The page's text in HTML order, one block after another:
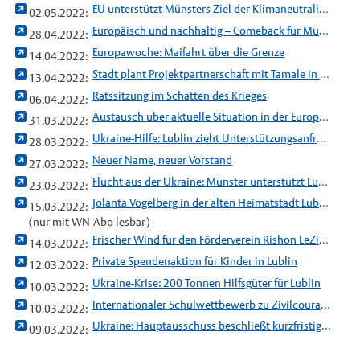
02.05.2022:
EU unterstützt Münsters Ziel der Klimaneutralität bis 2030
28.04.2022:
Europäisch und nachhaltig – Comeback für Münsters Hansemahl
14.04.2022: Europawoche: Maifahrt über die Grenze
13.04.2022:
Stadt plant Projektpartnerschaft mit Tamale in Ghana
06.04.2022: Ratssitzung im Schatten des Krieges
31.03.2022:
Austausch über aktuelle Situation in der Europäischen Union
28.03.2022:
Ukraine-Hilfe: Lublin zieht Unterstützungsanfrage zurück
27.03.2022: Neuer Name, neuer Vorstand
23.03.2022:
Flucht aus der Ukraine: Münster unterstützt Lublin
15.03.2022:
Jolanta Vogelberg in der alten Heimatstadt Lublin
(nur mit WN-Abo lesbar)
14.03.2022:
Frischer Wind für den Förderverein Rishon LeZion
12.03.2022: Private Spendenaktion für Kinder in Lublin
10.03.2022: Ukraine-Krise: 200 Tonnen Hilfsgüter für Lublin
10.03.2022:
Internationaler Schulwettbewerb zu Zivilcourage
09.03.2022:
Ukraine: Hauptausschuss beschließt kurzfristige Hilfen für Geflüchtete